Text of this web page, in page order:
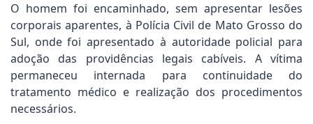
O homem foi encaminhado, sem apresentar lesões
corporais aparentes, à Polícia Civil de Mato Grosso do
Sul, onde foi apresentado à autoridade policial para
adoção das providências legais cabíveis. A vítima
permaneceu internada para continuidade do
tratamento médico e realização dos procedimentos
necessários.